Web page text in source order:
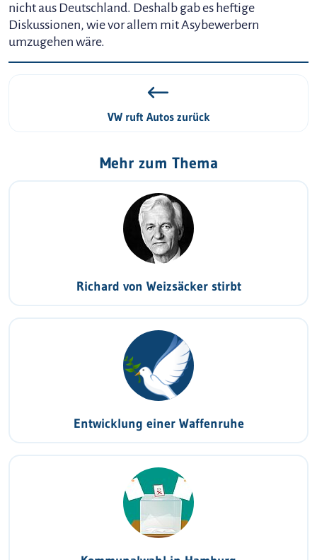
nicht aus Deutschland. Deshalb gab es heftige
Diskussionen, wie vor allem mit Asybewerbern
umzugehen wäre.
VW ruft Autos zurück
Mehr zum Thema
Richard von Weizsäcker stirbt
Entwicklung einer Waffenruhe